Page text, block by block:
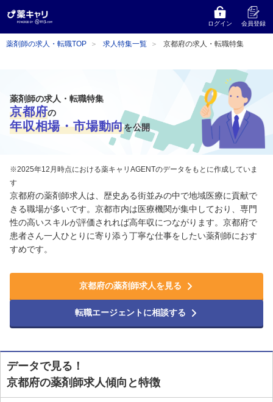
ログイン 会員登録
薬剤師の求人・転職TOP 求人特集一覧 京都府の求人・転職特集
薬剤師の求人・転職特集
京都府の
年収相場・市場動向を公開
※2025年12月時点における薬キャリAGENTのデータをもとに作成していま
す
京都府の薬剤師求人は、歴史ある街並みの中で地域医療に貢献で
きる職場が多いです。京都市内は医療機関が集中しており、専門
性の高いスキルが評価されれば高年収につながります。京都府で
患者さん一人ひとりに寄り添う丁寧な仕事をしたい薬剤師におす
すめです。
京都府の薬剤師求人を見る
転職エージェントに相談する
データで見る！
京都府の薬剤師求人傾向と特徴